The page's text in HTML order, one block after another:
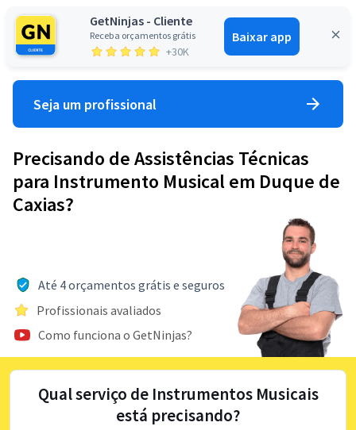
GetNinjas - Cliente
Receba orçamentos grátis
+30K
Baixar app
Entrar
Seja um profissional
Precisando de Assistências Técnicas
para Instrumento Musical em Duque de
Caxias?
Até 4 orçamentos grátis e seguros
Profissionais avaliados
Como funciona o GetNinjas?
Qual serviço de Instrumentos Musicais
está precisando?